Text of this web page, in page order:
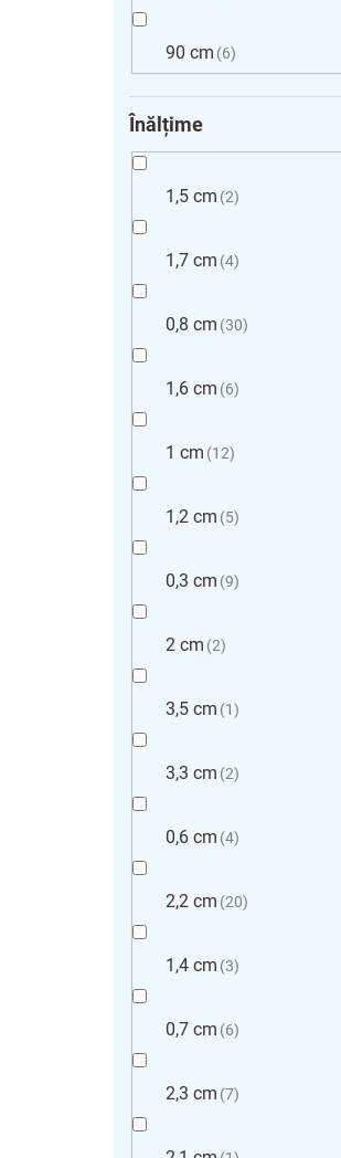
90 cm 6
Înălțime
1,5 cm 2
1,7 cm 4
0,8 cm 30
1,6 cm 6
1 cm 12
1,2 cm 5
0,3 cm 9
2 cm 2
3,5 cm 1
3,3 cm 2
0,6 cm 4
2,2 cm 20
1,4 cm 3
0,7 cm 6
2,3 cm 7